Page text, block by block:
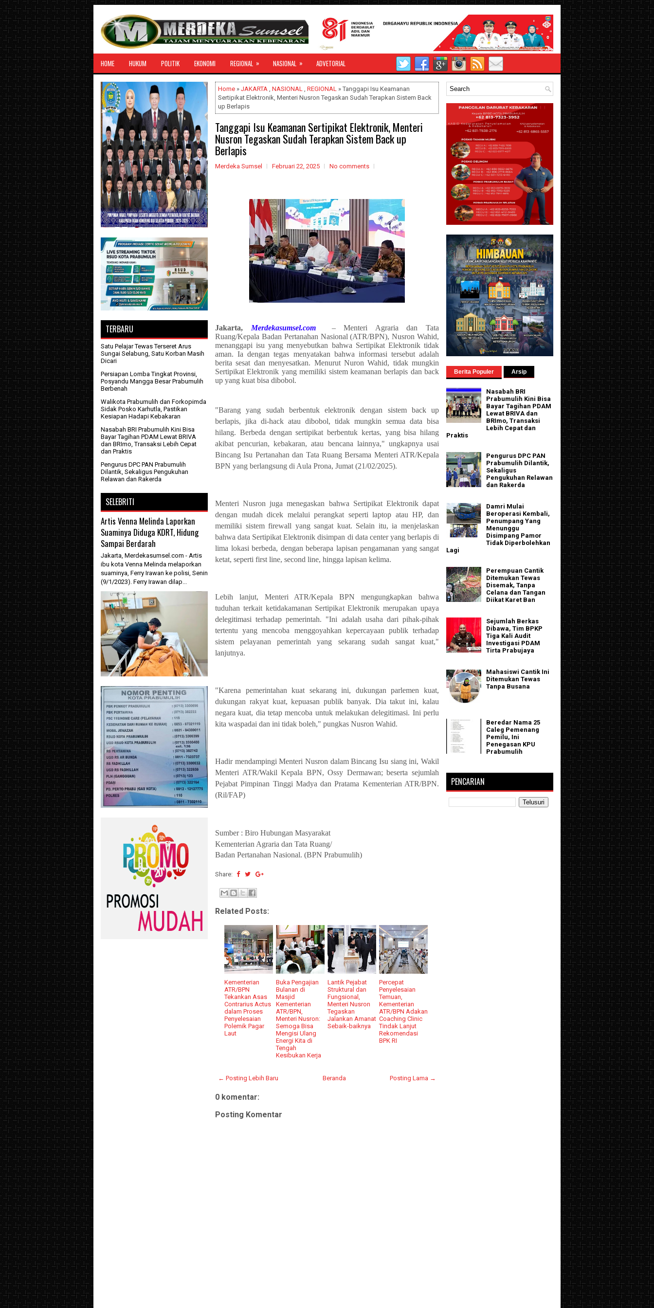
HOME HUKUM POLITIK EKONOMI REGIONAL » NASIONAL » ADVETORIAL
Home » JAKARTA , NASIONAL , REGIONAL » Tanggapi Isu Keamanan
Sertipikat Elektronik, Menteri Nusron Tegaskan Sudah Terapkan Sistem Back
up Berlapis
Tanggapi Isu Keamanan Sertipikat Elektronik, Menteri
Nusron Tegaskan Sudah Terapkan Sistem Back up
Berlapis
Merdeka Sumsel Februari 22, 2025 No comments
Jakarta, Merdekasumsel.com
– Menteri Agraria dan Tata
Ruang/Kepala Badan Pertanahan Nasional (ATR/BPN), Nusron Wahid,
menanggapi isu yang menyebutkan bahwa Sertipikat Elektronik tidak
aman. Ia dengan tegas menyatakan bahwa informasi tersebut adalah
berita sesat dan menyesatkan. Menurut Nuron Wahid, tidak mungkin
Sertipikat Elektronik yang memiliki sistem keamanan berlapis dan back
up yang kuat bisa dibobol.
"Barang yang sudah berbentuk elektronik dengan sistem back up
berlapis, jika di-hack atau dibobol, tidak mungkin semua data bisa
hilang. Berbeda dengan sertipikat berbentuk kertas, yang bisa hilang
akibat pencurian, kebakaran, atau bencana lainnya," ungkapnya usai
Bincang Isu Pertanahan dan Tata Ruang Bersama Menteri ATR/Kepala
BPN yang berlangsung di Aula Prona, Jumat (21/02/2025).
Menteri Nusron juga menegaskan bahwa Sertipikat Elektronik dapat
dengan mudah dicek melalui perangkat seperti laptop atau HP, dan
memiliki sistem firewall yang sangat kuat. Selain itu, ia menjelaskan
bahwa data Sertipikat Elektronik disimpan di data center yang berlapis di
lima lokasi berbeda, dengan beberapa lapisan pengamanan yang sangat
ketat, seperti first line, second line, hingga lapisan kelima.
Lebih lanjut, Menteri ATR/Kepala BPN mengungkapkan bahwa
tuduhan terkait ketidakamanan Sertipikat Elektronik merupakan upaya
delegitimasi terhadap pemerintah. "Ini adalah usaha dari pihak-pihak
tertentu yang mencoba menggoyahkan kepercayaan publik terhadap
sistem pelayanan pemerintah yang sekarang sudah sangat kuat,"
lanjutnya.
"Karena pemerintahan kuat sekarang ini, dukungan parlemen kuat,
dukungan rakyat kuat, kepuasan publik banyak. Dia takut ini, kalau
negara kuat, dia tetap mencoba untuk melakukan delegitimasi. Ini perlu
kita waspadai dan ini tidak boleh," pungkas Nusron Wahid.
Hadir mendampingi Menteri Nusron dalam Bincang Isu siang ini, Wakil
Menteri ATR/Wakil Kepala BPN, Ossy Dermawan; beserta sejumlah
Pejabat Pimpinan Tinggi Madya dan Pratama Kementerian ATR/BPN.
(Ril/FAP)
Sumber : Biro Hubungan Masyarakat
Kementerian Agraria dan Tata Ruang/
Badan Pertanahan Nasional. (BPN Prabumulih)
Share:
Related Posts:
Kementerian
ATR/BPN
Tekankan Asas
Contrarius Actus
dalam Proses
Penyelesaian
Polemik Pagar
Laut
Buka Pengajian
Bulanan di
Masjid
Kementerian
ATR/BPN,
Menteri Nusron:
Semoga Bisa
Mengisi Ulang
Energi Kita di
Tengah
Kesibukan Kerja
Lantik Pejabat
Struktural dan
Fungsional,
Menteri Nusron
Tegaskan
Jalankan Amanat
Sebaik-baiknya
Percepat
Penyelesaian
Temuan,
Kementerian
ATR/BPN Adakan
Coaching Clinic
Tindak Lanjut
Rekomendasi
BPK RI
← Posting Lebih Baru Posting Lama →
Beranda
0 komentar:
Posting Komentar
TERBARU
Satu Pelajar Tewas Terseret Arus
Sungai Selabung, Satu Korban Masih
Dicari
Persiapan Lomba Tingkat Provinsi,
Posyandu Mangga Besar Prabumulih
Berbenah
Walikota Prabumulih dan Forkopimda
Sidak Posko Karhutla, Pastikan
Kesiapan Hadapi Kebakaran
Nasabah BRI Prabumulih Kini Bisa
Bayar Tagihan PDAM Lewat BRIVA
dan BRImo, Transaksi Lebih Cepat
dan Praktis
Pengurus DPC PAN Prabumulih
Dilantik, Sekaligus Pengukuhan
Relawan dan Rakerda
SELEBRITI
Artis Venna Melinda Laporkan
Suaminya Diduga KDRT, Hidung
Sampai Berdarah
Jakarta, Merdekasumsel.com - Artis
ibu kota Venna Melinda melaporkan
suaminya, Ferry Irawan ke polisi, Senin
(9/1/2023). Ferry Irawan dilap...
Berita Populer Arsip
Nasabah BRI
Prabumulih Kini Bisa
Bayar Tagihan PDAM
Lewat BRIVA dan
BRImo, Transaksi
Lebih Cepat dan
Praktis
Pengurus DPC PAN
Prabumulih Dilantik,
Sekaligus
Pengukuhan Relawan
dan Rakerda
Damri Mulai
Beroperasi Kembali,
Penumpang Yang
Menunggu
Disimpang Pamor
Tidak Diperbolehkan
Lagi
Perempuan Cantik
Ditemukan Tewas
Disemak, Tanpa
Celana dan Tangan
Diikat Karet Ban
Sejumlah Berkas
Dibawa, Tim BPKP
Tiga Kali Audit
Investigasi PDAM
Tirta Prabujaya
Mahasiswi Cantik Ini
Ditemukan Tewas
Tanpa Busana
Beredar Nama 25
Caleg Pemenang
Pemilu, Ini
Penegasan KPU
Prabumulih
PENCARIAN